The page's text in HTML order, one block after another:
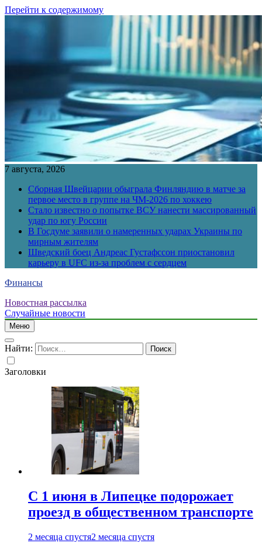
Перейти к содержимому
7 августа, 2026
Сборная Швейцарии обыграла Финляндию в матче за
первое место в группе на ЧМ-2026 по хоккею
Стало известно о попытке ВСУ нанести массированный
удар по югу России
В Госдуме заявили о намеренных ударах Украины по
мирным жителям
Шведский боец Андреас Густафссон приостановил
карьеру в UFC из-за проблем с сердцем
Финансы
Новостная рассылка
Случайные новости
Меню
Найти:
Заголовки
С 1 июня в Липецке подорожает
проезд в общественном транспорте
2 месяца спустя2 месяца спустя